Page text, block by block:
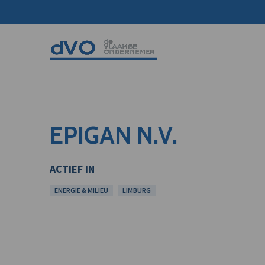
EPIGAN N.V.
ACTIEF IN
ENERGIE & MILIEU LIMBURG